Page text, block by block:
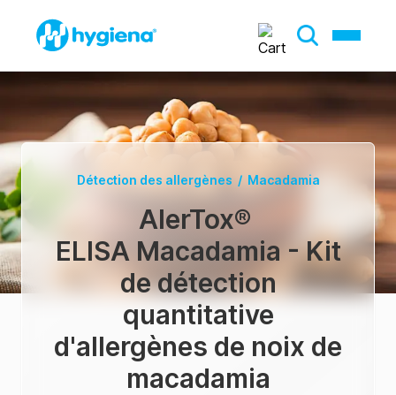
Détection des allergènes / Macadamia
AlerTox®
ELISA Macadamia - Kit
de détection
quantitative
d'allergènes de noix de
macadamia